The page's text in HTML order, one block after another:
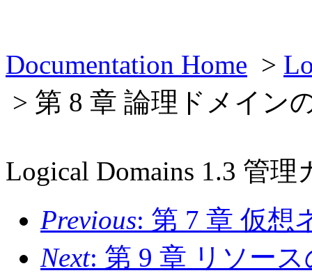
Documentation Home >
> 第 8 章 論理ドメイン
Logical Domains 1.3 管理
Previous: 第 7 章 仮想
Next: 第 9 章 リソー